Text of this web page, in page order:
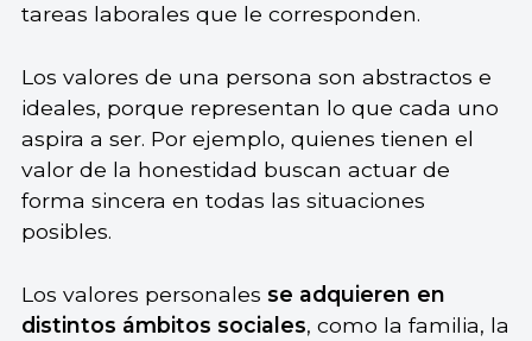
tareas laborales que le corresponden.
Los valores de una persona son abstractos e
ideales, porque representan lo que cada uno
aspira a ser. Por ejemplo, quienes tienen el
valor de la honestidad buscan actuar de
forma sincera en todas las situaciones
posibles.
Los valores personales se adquieren en
distintos ámbitos sociales, como la familia, la